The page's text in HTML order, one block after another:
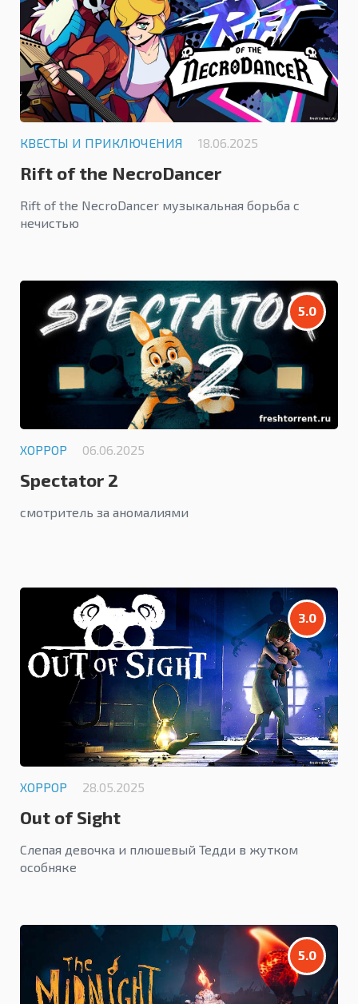
КВЕСТЫ И ПРИКЛЮЧЕНИЯ 18.06.2025
Rift of the NecroDancer
Rift of the NecroDancer музыкальная борьба с
нечистью
5.0
ХОРРОР 06.06.2025
Spectator 2
смотритель за аномалиями
3.0
ХОРРОР 28.05.2025
Out of Sight
Слепая девочка и плюшевый Тедди в жутком
особняке
5.0